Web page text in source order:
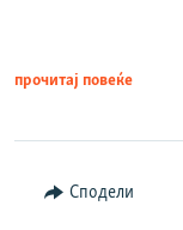
прочитај повеќе
Сподели